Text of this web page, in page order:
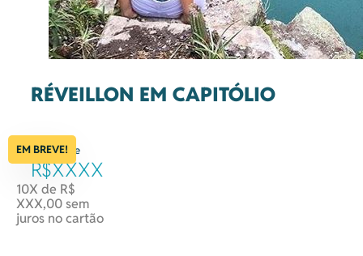
RÉVEILLON EM CAPITÓLIO
EM BREVE!
à partir de
R$XXXX
10X de R$
XXX,00 sem
juros no cartão